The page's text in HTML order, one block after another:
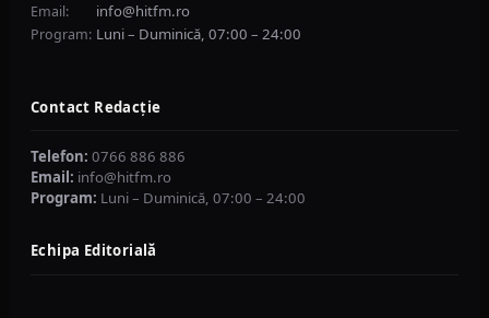
Email: info@hitfm.ro
Program: Luni – Duminică, 07:00 – 24:00
Contact Redacție
Telefon: 0766 886 886
Email: info@hitfm.ro
Program: Luni – Duminică, 07:00 – 24:00
Echipa Editorială